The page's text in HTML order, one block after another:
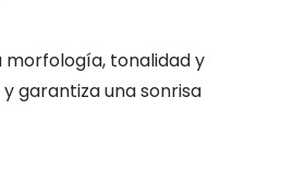
morfología, tonalidad y
garantiza una sonrisa